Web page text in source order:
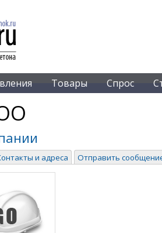
Товары Спрос
и адреса Отправить